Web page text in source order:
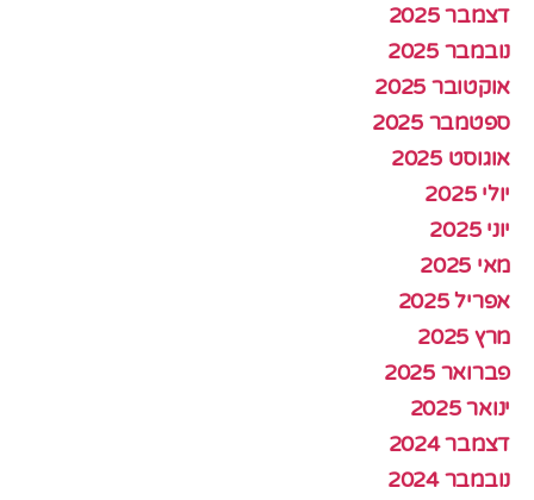
דצמבר 2025
נובמבר 2025
אוקטובר 2025
ספטמבר 2025
אוגוסט 2025
יולי 2025
יוני 2025
מאי 2025
אפריל 2025
מרץ 2025
פברואר 2025
ינואר 2025
דצמבר 2024
נובמבר 2024